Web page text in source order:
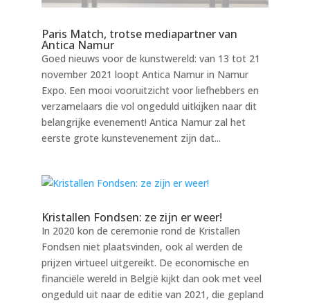
Paris Match, trotse mediapartner van
Antica Namur
Goed nieuws voor de kunstwereld: van 13 tot 21
november 2021 loopt Antica Namur in Namur
Expo. Een mooi vooruitzicht voor liefhebbers en
verzamelaars die vol ongeduld uitkijken naar dit
belangrijke evenement! Antica Namur zal het
eerste grote kunstevenement zijn dat...
Kristallen Fondsen: ze zijn er weer!
In 2020 kon de ceremonie rond de Kristallen
Fondsen niet plaatsvinden, ook al werden de
prijzen virtueel uitgereikt. De economische en
financiële wereld in België kijkt dan ook met veel
ongeduld uit naar de editie van 2021, die gepland